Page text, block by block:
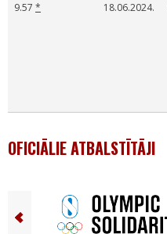
9.57 * 18.06.2024.
OFICIĀLIE ATBALSTĪTĀJI